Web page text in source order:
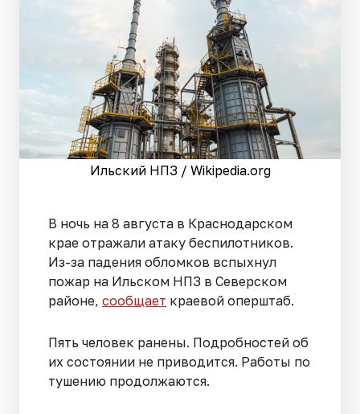
Ильский НПЗ / Wikipedia.org
В ночь на 8 августа в Краснодарском
крае отражали атаку беспилотников.
Из-за падения обломков вспыхнул
пожар на Ильском НПЗ в Северском
районе, сообщает краевой оперштаб.
Пять человек ранены. Подробностей об
их состоянии не приводится. Работы по
тушению продолжаются.